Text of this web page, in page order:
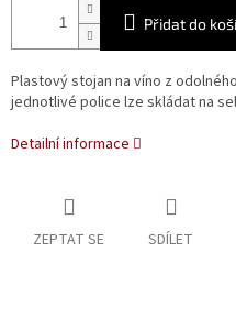
Přidat do
Plastový stojan na víno z
jednotlivé police lze skládat na
Detailní informace
ZEPTAT SE SDÍLET